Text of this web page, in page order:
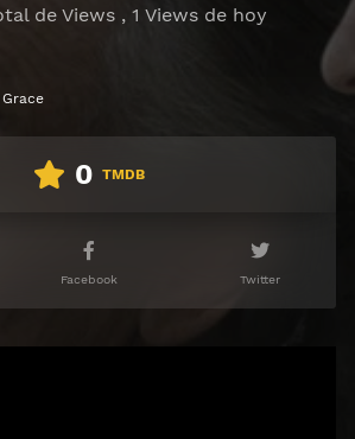
de Views , 1 Views de hoy
0 TMDB
Facebook Twitter